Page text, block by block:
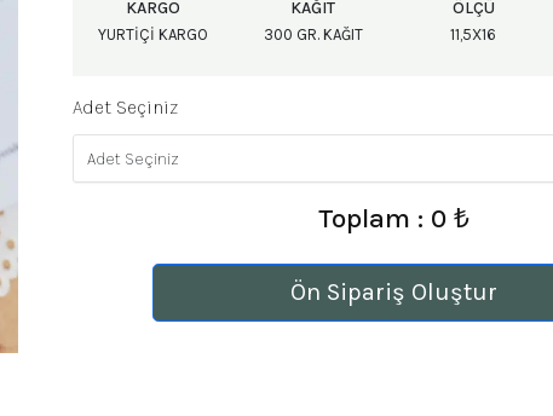
KARGO
YURTIÇI KARGO
KAĞIT
300 GR. KAĞIT
ÖLÇÜ
11,5X16
Adet Seçiniz
Toplam : 0 ₺
Ön Sipariş Oluştur